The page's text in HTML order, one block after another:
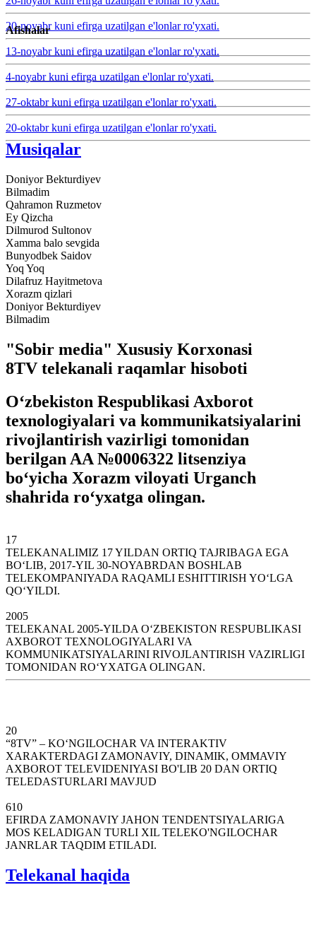
20-noyabr kuni efirga uzatilgan e'lonlar ro'yxati.
13-noyabr kuni efirga uzatilgan e'lonlar ro'yxati.
4-noyabr kuni efirga uzatilgan e'lonlar ro'yxati.
27-oktabr kuni efirga uzatilgan e'lonlar ro'yxati.
20-oktabr kuni efirga uzatilgan e'lonlar ro'yxati.
Afishalar
Musiqalar
Doniyor Bekturdiyev
Bilmadim
Qahramon Ruzmetov
Ey Qizcha
Dilmurod Sultonov
Xamma balo sevgida
Bunyodbek Saidov
Yoq Yoq
Dilafruz Hayitmetova
Xorazm qizlari
Doniyor Bekturdiyev
Bilmadim
"Sobir media" Xususiy Korxonasi
8TV telekanali raqamlar hisoboti
O‘zbekiston Respublikasi Axborot
texnologiyalari va kommunikatsiyalarini
rivojlantirish vazirligi tomonidan
berilgan AA №0006322 litsenziya
bo‘yicha Xorazm viloyati Urganch
shahrida ro‘yxatga olingan.
17
TELEKANALIMIZ 17 YILDAN ORTIQ TAJRIBAGA EGA
BO‘LIB, 2017-YIL 30-NOYABRDAN BOSHLAB
TELEKOMPANIYADA RAQAMLI ESHITTIRISH YO‘LGA
QO‘YILDI.
2005
TELEKANAL 2005-YILDA O‘ZBEKISTON RESPUBLIKASI
AXBOROT TEXNOLOGIYALARI VA
KOMMUNIKATSIYALARINI RIVOJLANTIRISH VAZIRLIGI
TOMONIDAN RO‘YXATGA OLINGAN.
20
“8TV” – KO‘NGILOCHAR VA INTERAKTIV
XARAKTERDAGI ZAMONAVIY, DINAMIK, OMMAVIY
AXBOROT TELEVIDENIYASI BO'LIB 20 DAN ORTIQ
TELEDASTURLARI MAVJUD
610
EFIRDA ZAMONAVIY JAHON TENDENTSIYALARIGA
MOS KELADIGAN TURLI XIL TELEKO'NGILOCHAR
JANRLAR TAQDIM ETILADI.
Telekanal haqida